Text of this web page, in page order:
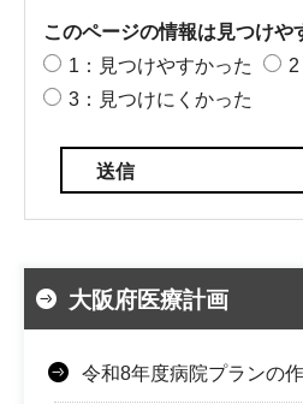
このページの情報は見つけや
1：見つけやすかった
2
3：見つけにくかった
大阪府医療計画
令和8年度病院プランの